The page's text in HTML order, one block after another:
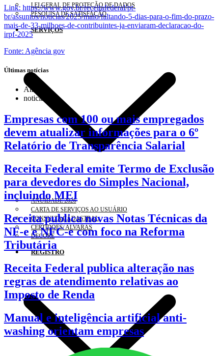
LEI GERAL DE PROTEÇÃO DE DADOS
PESQUISA DE SATISFAÇÃO
SERVIÇOS
ANUIDADE 2026
CARTA DE SERVIÇOS AO USUÁRIO
CONSULTA CADASTRAL
CERTIDÕES/ ALVARÁS
DECORE
REGISTRO
Link: https://www.gov.br/receitafederal/pt-
br/assuntos/noticias/2025/maio/faltando-5-dias-para-o-fim-do-prazo-
mais-de-33-milhoes-de-contribuintes-ja-enviaram-declaracao-do-
irpf-2025
Fonte: Agência gov
Últimas notícias
All
noticia
Empresas com 100 ou mais empregados
devem atualizar informações para o 6º
Relatório de Transparência Salarial
Receita Federal emite Termo de Exclusão
para devedores do Simples Nacional,
incluindo MEI
Receita publica novas Notas Técnicas da
NF-e e NFC-e com foco na Reforma
Tributária
Receita Federal publica alteração nas
regras de atendimento relativas ao
Imposto de Renda
Manual e inteligência artificial anti-
washing orientam empresas